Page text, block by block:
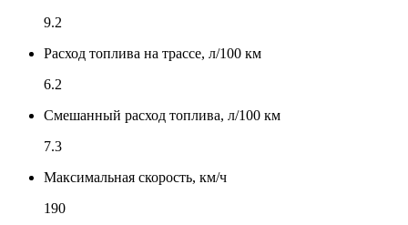
9.2
Расход топлива на трассе, л/100 км
6.2
Смешанный расход топлива, л/100 км
7.3
Максимальная скорость, км/ч
190